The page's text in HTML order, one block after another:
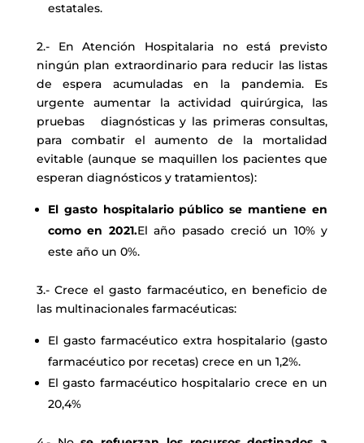
estatales.
2.- En Atención Hospitalaria no está previsto
ningún plan extraordinario para reducir las listas
de espera acumuladas en la pandemia. Es
urgente aumentar la actividad quirúrgica, las
pruebas diagnósticas y las primeras consultas,
para combatir el aumento de la mortalidad
evitable (aunque se maquillen los pacientes que
esperan diagnósticos y tratamientos):
El gasto hospitalario público se mantiene en
como en 2021.El año pasado creció un 10% y
este año un 0%.
3.- Crece el gasto farmacéutico, en beneficio de
las multinacionales farmacéuticas:
El gasto farmacéutico extra hospitalario (gasto
farmacéutico por recetas) crece en un 1,2%.
El gasto farmacéutico hospitalario crece en un
20,4%